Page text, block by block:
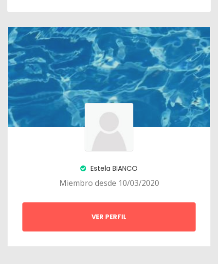
Estela BIANCO
Miembro desde 10/03/2020
VER PERFIL